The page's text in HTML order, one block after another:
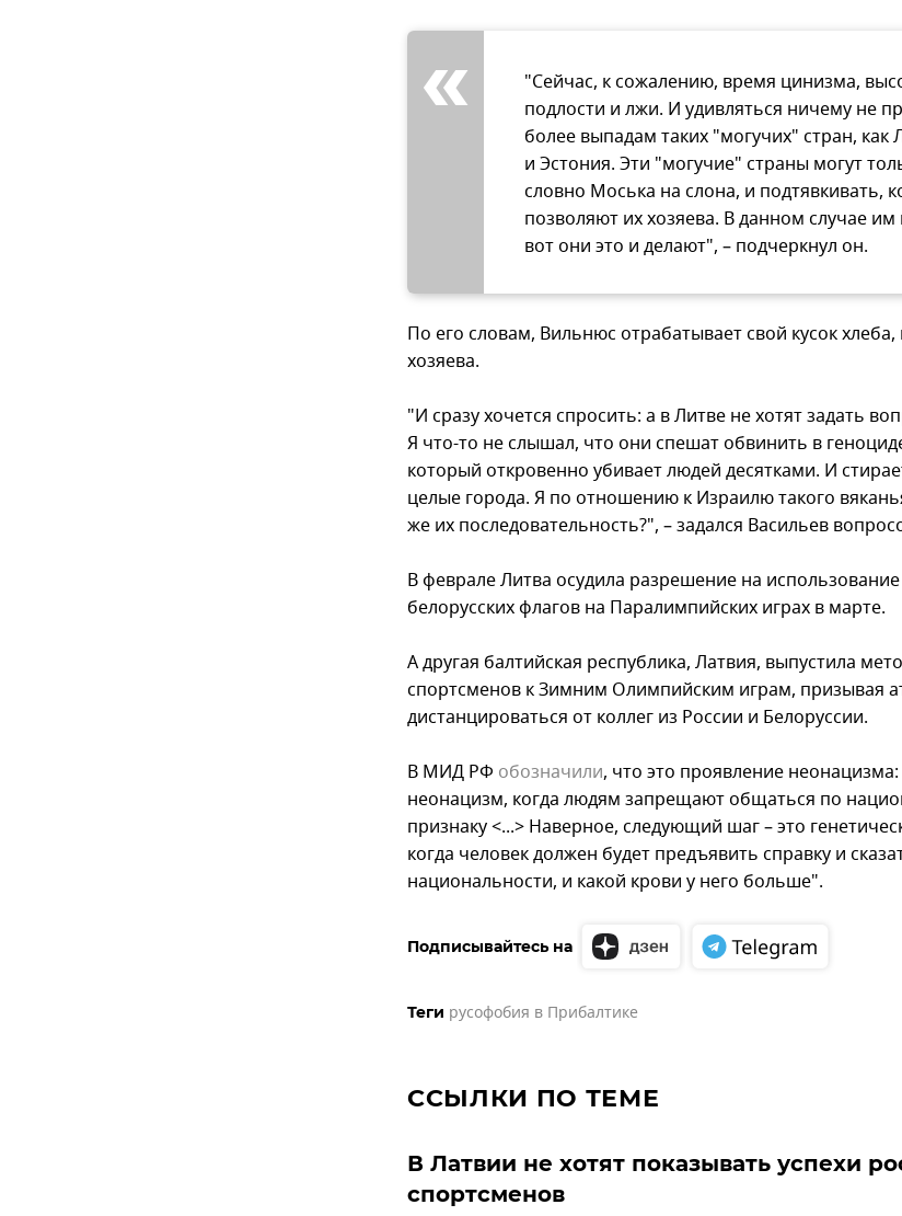
"Сейчас, к сожалению, время цинизма,
подлости и лжи. И удивляться ничему не
более выпадам таких "могучих" стран, как
и Эстония. Эти "могучие" страны могут
словно Моська на слона, и подтявкивать,
позволяют их хозяева. В данном случае им
вот они это и делают", – подчеркнул он.
По его словам, Вильнюс отрабатывает свой кусок
хозяева.
"И сразу хочется спросить: а в Литве не хотят задать
Я что-то не слышал, что они спешат обвинить в
который откровенно убивает людей десятками. И
целые города. Я по отношению к Израилю такого
же их последовательность?", – задался Васильев
В феврале Литва осудила разрешение на
белорусских флагов на Паралимпийских играх в марте.
А другая балтийская республика, Латвия, выпустила
спортсменов к Зимним Олимпийским играм, призывая
дистанцироваться от коллег из России и Белоруссии.
В МИД РФ обозначили, что это проявление
неонацизм, когда людям запрещают общаться по
признаку <...> Наверное, следующий шаг – это
когда человек должен будет предъявить справку и
национальности, и какой крови у него больше".
Подписывайтесь на
Теги русофобия в Прибалтике
ССЫЛКИ ПО ТЕМЕ
В Латвии не хотят показывать успехи
спортсменов